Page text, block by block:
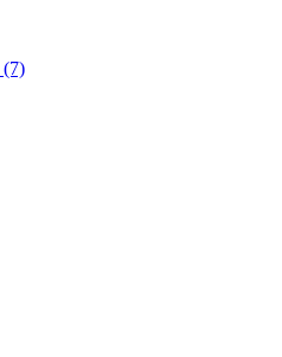
(7)